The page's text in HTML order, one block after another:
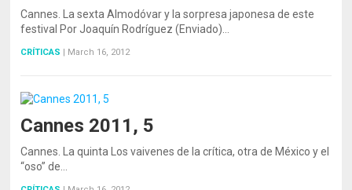
Cannes. La sexta Almodóvar y la sorpresa japonesa de este
festival Por Joaquín Rodríguez (Enviado)…
CRÍTICAS | March 16, 2012
Cannes 2011, 5
Cannes. La quinta Los vaivenes de la crítica, otra de México y el
“oso” de…